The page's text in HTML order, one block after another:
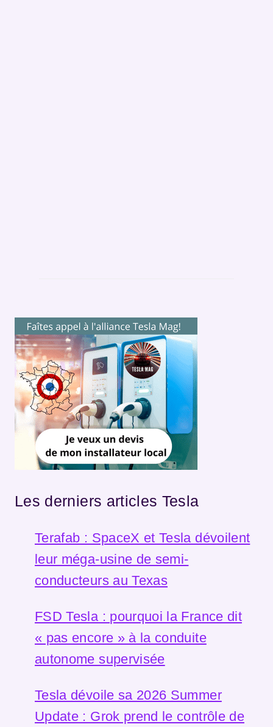
Les derniers articles Tesla
Terafab : SpaceX et Tesla dévoilent
leur méga-usine de semi-
conducteurs au Texas
FSD Tesla : pourquoi la France dit
« pas encore » à la conduite
autonome supervisée
Tesla dévoile sa 2026 Summer
Update : Grok prend le contrôle de